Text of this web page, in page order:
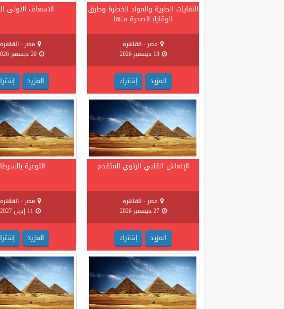
النفايات الطبية والمواد الخطرة وطرق
الوقاية الصحية منها
مصر - القاهره
13 ديسمبر 2026
المزيد إشترك
الاسعاف الاولى
مصر - القاهره
20 ديسمبر 2026
المزيد
الإنعاش القلبي الرئوي المتقدم
مصر - القاهره
27 ديسمبر 2026
المزيد إشترك
التوعية
مصر - القاهره
11 إبريل 2027
المزيد